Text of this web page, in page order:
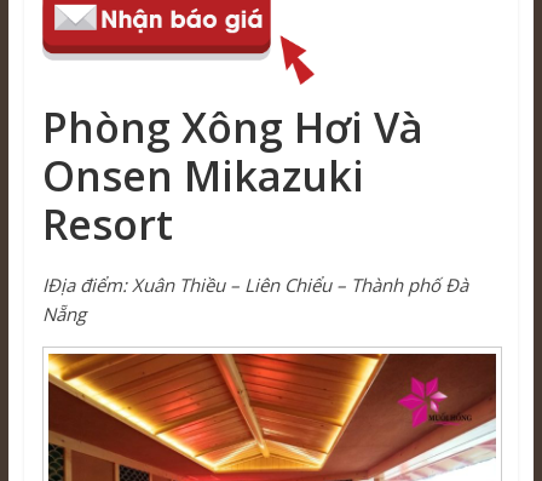
Phòng Xông Hơi Và
Onsen Mikazuki
Resort
ΙĐịa điểm: Xuân Thiều – Liên Chiểu – Thành phố Đà
Nẵng